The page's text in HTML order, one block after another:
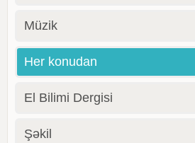
Müzik
Her konudan
El Bilimi Dergisi
Şəkil